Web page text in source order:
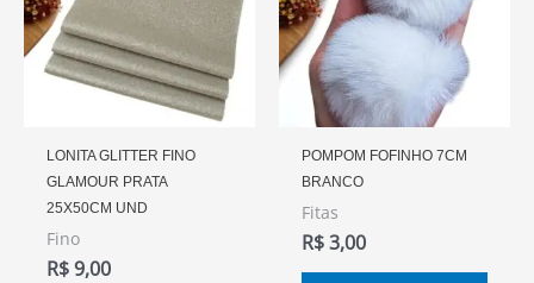
LONITA GLITTER FINO
GLAMOUR PRATA
25X50CM UND
Fino
R$9,00
POMPOM FOFINHO 7CM
BRANCO
Fitas
R$3,00